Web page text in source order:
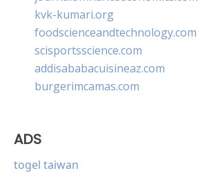
kvk-kumari.org
foodscienceandtechnology.com
scisportsscience.com
addisababacuisineaz.com
burgerimcamas.com
ADS
togel taiwan